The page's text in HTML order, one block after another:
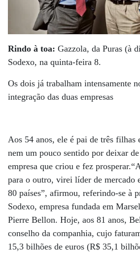
Rindo à toa: Gazzola, da Puras (à
Sodexo, na quinta-feira 8.
Os dois já trabalham intensamente
integração das duas empresas
Aos 54 anos, ele é pai de três filhas
nem um pouco sentido por deixar
empresa que criou e fez
para o outro, virei líder de mercado
80 países”, afirmou, referindo-se à
Sodexo, empresa fundada em
Pierre Bellon. Hoje, aos 81 anos,
conselho da companhia, cujo
15,3 bilhões de euros (R$ 35,1